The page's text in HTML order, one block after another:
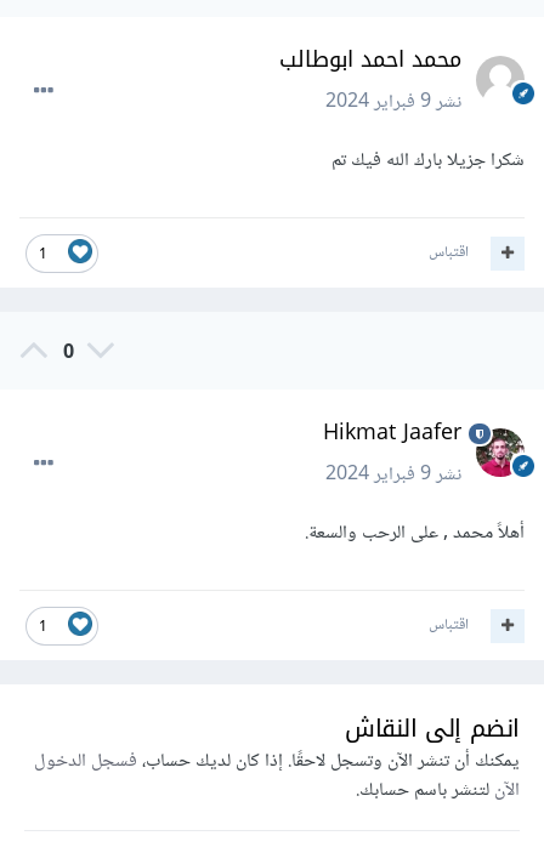
محمد احمد ابوطالب
نشر9 فبراير 2024
شكرا جزيلا بارك الله فيك تم
1 اقتباس
0
Hikmat Jaafer
نشر9 فبراير 2024
أهلاً محمد , على الرحب والسعة.
1 اقتباس
انضم إلى النقاش
يمكنك أن تنشر الآن وتسجل لاحقًا. إذا كان لديك حساب،فسجل الدخول
الآنلتنشر باسم حسابك.